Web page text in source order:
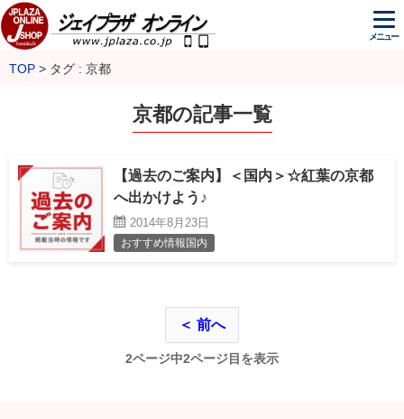
メニュー
TOP タグ : 京都
京都の記事一覧
【過去のご案内】＜国内＞☆紅葉の京都
へ出かけよう♪
2014年8月23日
おすすめ情報国内
＜ 前へ
2ページ中2ページ目を表示